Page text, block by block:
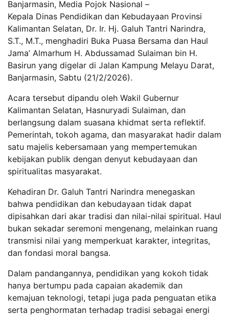
Banjarmasin, Media Pojok Nasional –
Kepala Dinas Pendidikan dan Kebudayaan Provinsi
Kalimantan Selatan, Dr. Ir. Hj. Galuh Tantri Narindra,
S.T., M.T., menghadiri Buka Puasa Bersama dan Haul
Jama’ Almarhum H. Abdussamad Sulaiman bin H.
Basirun yang digelar di Jalan Kampung Melayu Darat,
Banjarmasin, Sabtu (21/2/2026).
Acara tersebut dipandu oleh Wakil Gubernur
Kalimantan Selatan, Hasnuryadi Sulaiman, dan
berlangsung dalam suasana khidmat serta reflektif.
Pemerintah, tokoh agama, dan masyarakat hadir dalam
satu majelis kebersamaan yang mempertemukan
kebijakan publik dengan denyut kebudayaan dan
spiritualitas masyarakat.
Kehadiran Dr. Galuh Tantri Narindra menegaskan
bahwa pendidikan dan kebudayaan tidak dapat
dipisahkan dari akar tradisi dan nilai-nilai spiritual. Haul
bukan sekadar seremoni mengenang, melainkan ruang
transmisi nilai yang memperkuat karakter, integritas,
dan fondasi moral bangsa.
Dalam pandangannya, pendidikan yang kokoh tidak
hanya bertumpu pada capaian akademik dan
kemajuan teknologi, tetapi juga pada penguatan etika
serta penghormatan terhadap tradisi sebagai energi